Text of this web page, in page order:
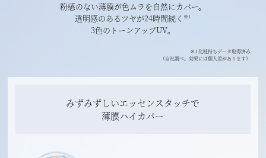
粉感のない薄膜が色ムラを自然にカバー。
透明感のあるツヤが24時間続く ※1
3色のトーンアップUV。
※1 化粧持ちデータ取得済み
（自社調べ。効果には個人差があります）
みずみずしいエッセンスタッチで
薄膜ハイカバー